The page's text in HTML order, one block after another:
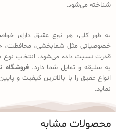
شناخته می‌شود.
به طور کلی، هر نوع عقیق دارای
خصوصیاتی مثل شفابخشی، محافظت،
قدرت نسبت داده می‌شود. انتخاب نوع
به سلیقه و تمایل شما دارد.فروشگاه
انواع عقیق را با بالاترین کیفیت و
نماید.
محصولات مشابه